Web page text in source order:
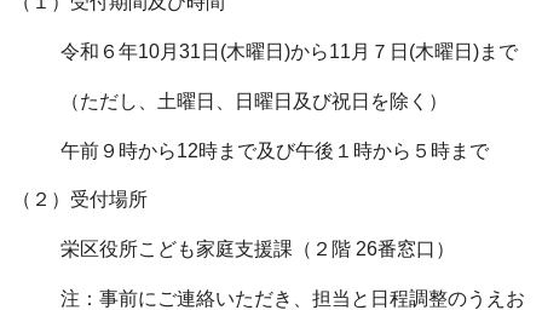
令和６年10月31日(木曜日)から11月７日(木曜日)まで
（ただし、土曜日、日曜日及び祝日を除く）
午前９時から12時まで及び午後１時から５時まで
（２）受付場所
栄区役所こども家庭支援課（２階 26番窓口）
注：事前にご連絡いただき、担当と日程調整のうえお